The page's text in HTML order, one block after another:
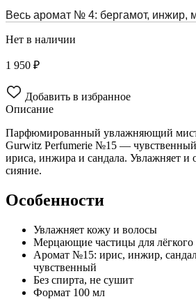
Весь аромат № 4: бергамот, инжир,
Нет в наличии
1 950 ₽
Добавить в избранное
Описание
Парфюмированный увлажняющий мист
Gurwitz Perfumerie №15 — чувственный
ириса, инжира и сандала. Увлажняет и
сияние.
Особенности
Увлажняет кожу и волосы
Мерцающие частицы для лёгкого
Аромат №15: ирис, инжир,
чувственный
Без спирта, не сушит
Формат 100 мл